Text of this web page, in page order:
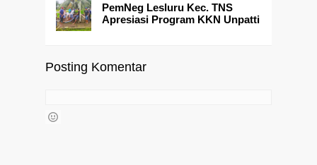
PemNeg Lesluru Kec. TNS
Apresiasi Program KKN Unpatti
Posting Komentar